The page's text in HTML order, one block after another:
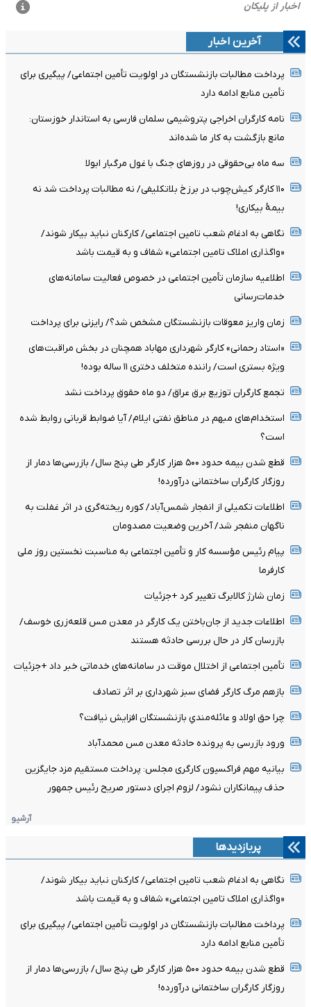
آخرین اخبار
پرداخت مطالبات بازنشستگان در اولویت تأمین اجتماعی/ پیگیری برای
تأمین منابع ادامه دارد
نامه کارگران اخراجی پتروشیمی سلمان فارسی به استاندار خوزستان:
مانع بازگشت به کار ما شده‌اند
سه ماه بی‌حقوقی در روزهای جنگ با غول مرگبار ابولا
۱۱۰ کارگر کیش‌چوب در برزخ بلاتکلیفی/ نه مطالبات پرداخت شد نه
بیمۀ بیکاری!
نگاهی به ادغام شعب تامین اجتماعی/ کارکنان نباید بیکار شوند/
«واگذاری املاک تامین اجتماعی» شفاف و به قیمت باشد
اطلاعیه سازمان تأمین اجتماعی در خصوص فعالیت سامانه‌های
خدمات‌رسانی
زمان واریز معوقات بازنشستگان مشخص شد؟/ رایزنی برای پرداخت
«استاد رحمانی» کارگر شهرداری مهاباد همچنان در بخش مراقبت‌های
ویژه بستری است/ راننده متخلف دختری ۱۱ ساله بوده!
تجمع کارگران توزیع برق عراق/ دو ماه حقوق پرداخت نشد
استخدام‌های مبهم در مناطق نفتی ایلام/ آیا ضوابط قربانی روابط شده
است؟
قطع شدن بیمه حدود ۵۰۰ هزار کارگر طی پنج سال/ بازرسی‌ها دمار از
روزگار کارگران ساختمانی درآورده!
اطلاعات تکمیلی از انفجار شمس‌آباد/ کوره ریخته‌گری در اثر غفلت به
ناگهان منفجر شد/ آخرین وضعیت مصدومان
پیام رئیس مؤسسه کار و تأمین اجتماعی به مناسبت نخستین روز ملی
کارفرما
زمان شارژ کالابرگ تغییر کرد +جزئیات
اطلاعات جدید از جان‌باختن یک کارگر در معدن مس قلعه‌زری خوسف/
بازرسان کار در حال بررسی حادثه هستند
تأمین اجتماعی از اختلال موقت در سامانه‌های خدماتی خبر داد +جزئیات
بازهم مرگ کارگر فضای سبز شهرداری بر اثر تصادف
چرا حق اولاد و عائله‌مندیِ بازنشستگان افزایش نیافت؟
ورود بازرسی به پرونده حادثه معدن مس محمدآباد
بیانیه مهم فراکسیون کارگری مجلس: پرداخت مستقیم مزد جایگزین
حذف پیمانکاران نشود/ لزوم اجرای دستور صریح رئیس جمهور
آرشیو
پربازدیدها
نگاهی به ادغام شعب تامین اجتماعی/ کارکنان نباید بیکار شوند/
«واگذاری املاک تامین اجتماعی» شفاف و به قیمت باشد
پرداخت مطالبات بازنشستگان در اولویت تأمین اجتماعی/ پیگیری برای
تأمین منابع ادامه دارد
قطع شدن بیمه حدود ۵۰۰ هزار کارگر طی پنج سال/ بازرسی‌ها دمار از
روزگار کارگران ساختمانی درآورده!